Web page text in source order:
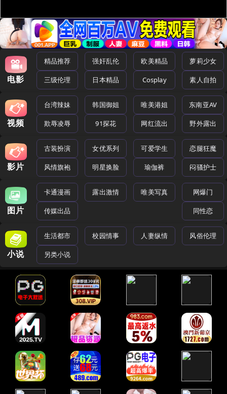
电影
精品推荐 强奸乱伦 欧美精品 萝莉少女
三级伦理 日本精品 Cosplay 素人自拍
视频
台湾辣妹 韩国御姐 唯美港姐 东南亚AV
欺辱凌辱 91探花 网红流出 野外露出
影片
古装扮演 女优系列 可爱学生 恋腿狂魔
风情旗袍 明星换脸 瑜伽裤 闷骚护士
图片
卡通漫画 露出激情 唯美写真 网爆门
传媒出品 同性恋
小说
生活都市 校园情事 人妻纵情 风俗伦理
另类小说